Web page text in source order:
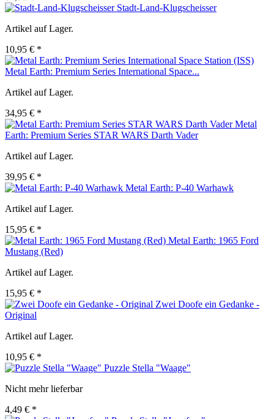
Stadt-Land-Klugscheisser
Artikel auf Lager.
10,95 € *
Metal Earth: Premium Series International Space...
Artikel auf Lager.
34,95 € *
Metal
Earth: Premium Series STAR WARS Darth Vader
Artikel auf Lager.
39,95 € *
Metal Earth: P-40 Warhawk
Artikel auf Lager.
15,95 € *
Metal Earth: 1965 Ford
Mustang (Red)
Artikel auf Lager.
15,95 € *
Zwei Doofe ein Gedanke -
Original
Artikel auf Lager.
10,95 € *
Puzzle Stella "Waage"
Nicht mehr lieferbar
4,49 € *